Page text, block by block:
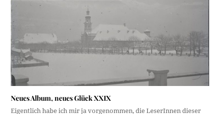
Neues Album, neues Glück XXIX
Eigentlich habe ich mir ja vorgenommen, die LeserInnen dieser